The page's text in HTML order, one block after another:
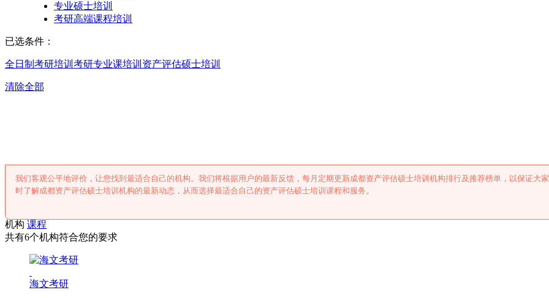
专业硕士培训
考研高端课程培训
已选条件：
全日制考研培训 考研专业课培训 资产评估硕士培训
清除全部
我们客观公平地评价，让您找到最适合自己的机构。我们将根据用户的最新反馈，每月定期更新成都资产评估硕士培训机构排行及推荐榜单，以保证大
时了解成都资产评估硕士培训机构的最新动态，从而选择最适合自己的资产评估硕士培训课程和服务。
机构 课程
共有6个机构符合您的要求
海文考研